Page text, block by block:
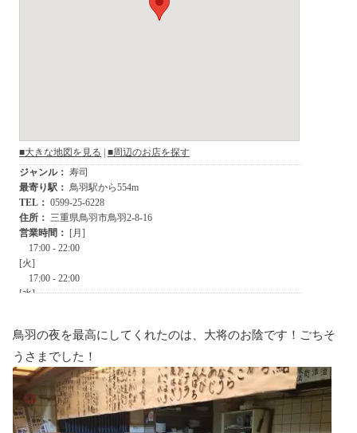
鳥羽の夜を最高にしてくれたのは、大将のお陰です！ごちそ
うさまでした！